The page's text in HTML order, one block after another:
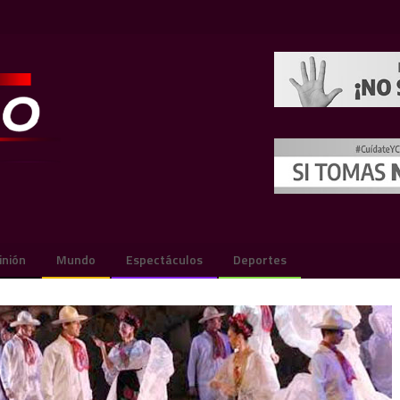
Mundo Espectáculos Deportes